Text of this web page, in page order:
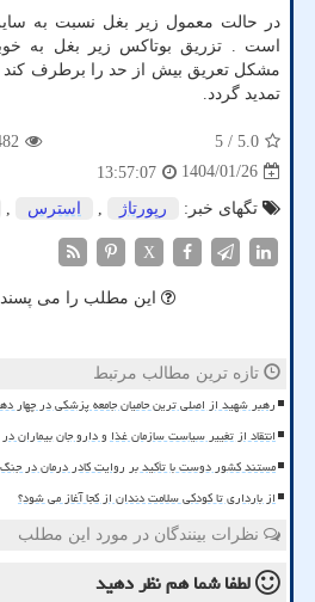
در حالت معمول زیر بغل نسبت به
مشکل تعریق بیش از حد را برطرف کند
تمدید گردد.
5.0
/ 5
1404/01/26
13:57:07
تگهای خبر:
رپورتاژ استرس
X
این مطلب را می
تازه ترین مطالب مرتبط
رهبر شهید از اصلی ترین حامیان جامعه پزشکی در چهار
انتقاد از تغییر سیاست سازمان غذا و دارو جان بیماران
مستند کشور دوست با تأکید بر روایت کادر درمان در
از بارداری تا کودکی سلامت دندان از کجا آغاز می شود؟
نظرات بینندگان در مورد این مطلب
لطفا شما همنظر دهید